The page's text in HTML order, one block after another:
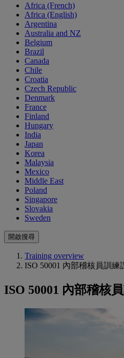
Africa (French)
Africa (English)
Argentina
Australia and NZ
Belgium
Brazil
Canada
Chile
Croatia
Czech Republic
Denmark
France
Finland
Hungary
India
Japan
Korea
Malaysia
Mexico
Middle East
Poland
Singapore
Slovakia
Sweden
開啟搜尋
Training overview
ISO 50001 內部稽核員訓練
ISO 50001 內部稽核